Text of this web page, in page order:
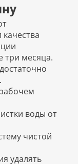
три месяца.
воды от
чистой
удалять